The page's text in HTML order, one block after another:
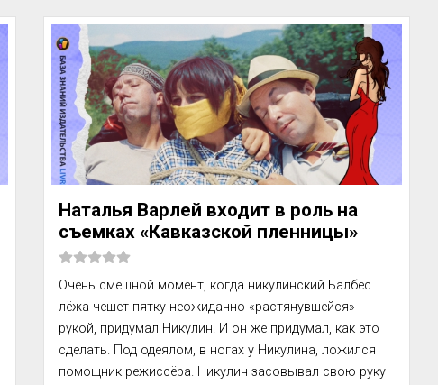
лишь события ...
Наталья Варлей входит в роль на
съемках «Кавказской пленницы»
Очень смешной момент, когда никулинский Балбес
лёжа чешет пятку неожиданно «растянувшейся»
рукой, придумал Никулин. И он же придумал, как это
сделать. Под одеялом, в ногах у Никулина, ложился
помощник режиссёра. Никулин засовывал свою руку